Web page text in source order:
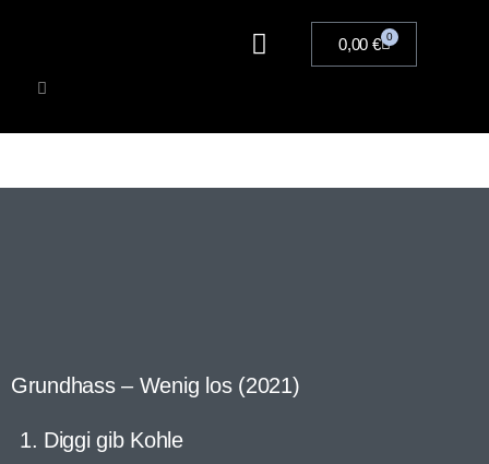
0,00 € 0
Grundhass – Wenig los (2021)
Diggi gib Kohle